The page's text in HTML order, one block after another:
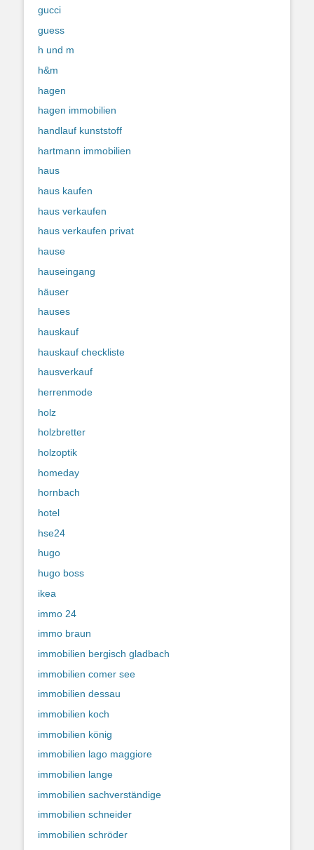
gucci
guess
h und m
h&m
hagen
hagen immobilien
handlauf kunststoff
hartmann immobilien
haus
haus kaufen
haus verkaufen
haus verkaufen privat
hause
hauseingang
häuser
hauses
hauskauf
hauskauf checkliste
hausverkauf
herrenmode
holz
holzbretter
holzoptik
homeday
hornbach
hotel
hse24
hugo
hugo boss
ikea
immo 24
immo braun
immobilien bergisch gladbach
immobilien comer see
immobilien dessau
immobilien koch
immobilien könig
immobilien lago maggiore
immobilien lange
immobilien sachverständige
immobilien schneider
immobilien schröder